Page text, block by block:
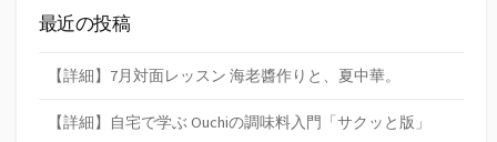
最近の投稿
【詳細】7月対面レッスン 海老醬作りと、夏中華。
【詳細】自宅で学ぶ Ouchiの調味料入門「サクッと版」